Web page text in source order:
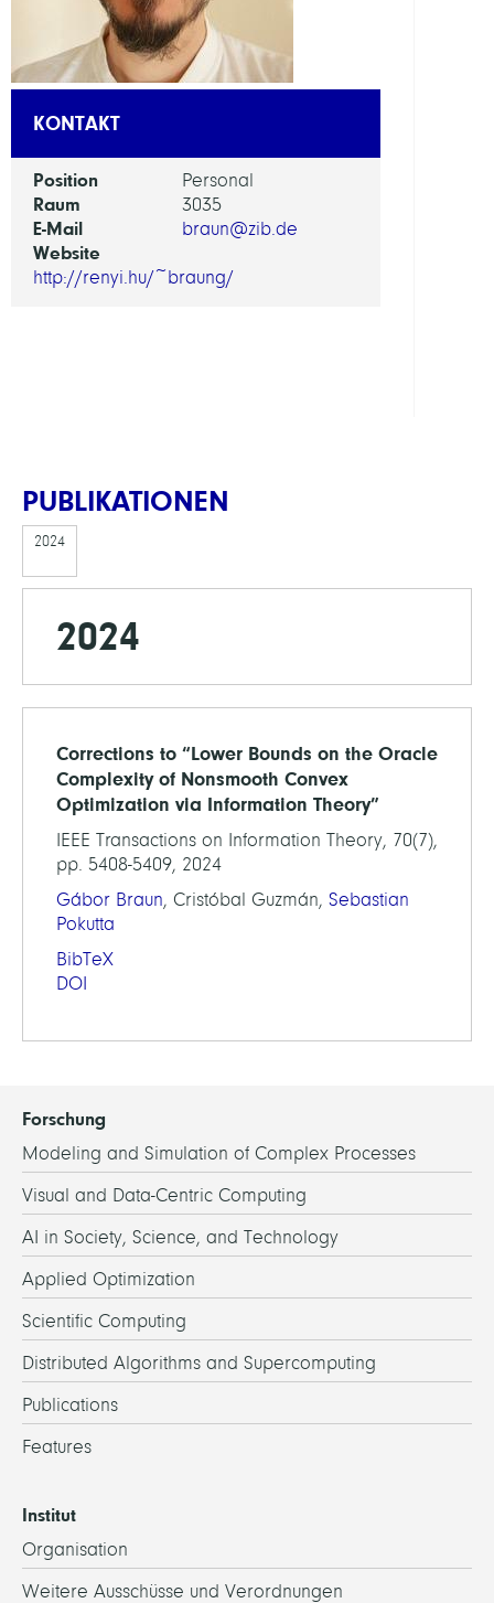
KONTAKT
Position Personal
Raum 3035
E-Mail braun@zib.de
Website
http://renyi.hu/~braung/
PUBLIKATIONEN
2024
2024
Corrections to “Lower Bounds on the Oracle
Complexity of Nonsmooth Convex
Optimization via Information Theory”
IEEE Transactions on Information Theory, 70(7),
pp. 5408-5409, 2024
Gábor Braun, Cristóbal Guzmán, Sebastian
Pokutta
BibTeX
DOI
Forschung
Modeling and Simulation of Complex Processes
Visual and Data-Centric Computing
AI in Society, Science, and Technology
Applied Optimization
Scientific Computing
Distributed Algorithms and Supercomputing
Publications
Features
Institut
Organisation
Weitere Ausschüsse und Verordnungen